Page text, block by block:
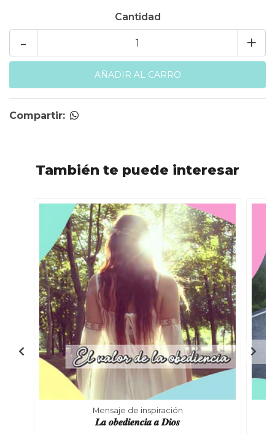
Cantidad
+
-
Compartir:
También te puede interesar
Mensaje de inspiración
𝑳𝒂 𝒐𝒃𝒆𝒅𝒊𝒆𝒏𝒄𝒊𝒂 𝒂 𝑫𝒊𝒐𝒔